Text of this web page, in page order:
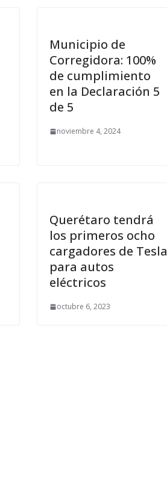
Municipio de
Corregidora: 100%
de cumplimiento
en la Declaración 5
de 5
noviembre 4, 2024
Querétaro tendrá
los primeros ocho
cargadores de Tesla
para autos
eléctricos
octubre 6, 2023